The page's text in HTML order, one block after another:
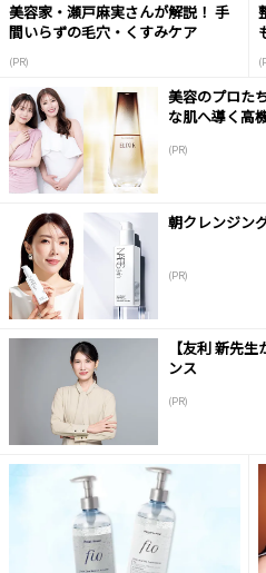
美容家・瀬戸麻実さんが解説！ 手
間いらずの毛穴・くすみケア
(PR)
美容のプロた
な肌へ導く高
(PR)
朝クレンジン
(PR)
【友利 新先
ンス
(PR)